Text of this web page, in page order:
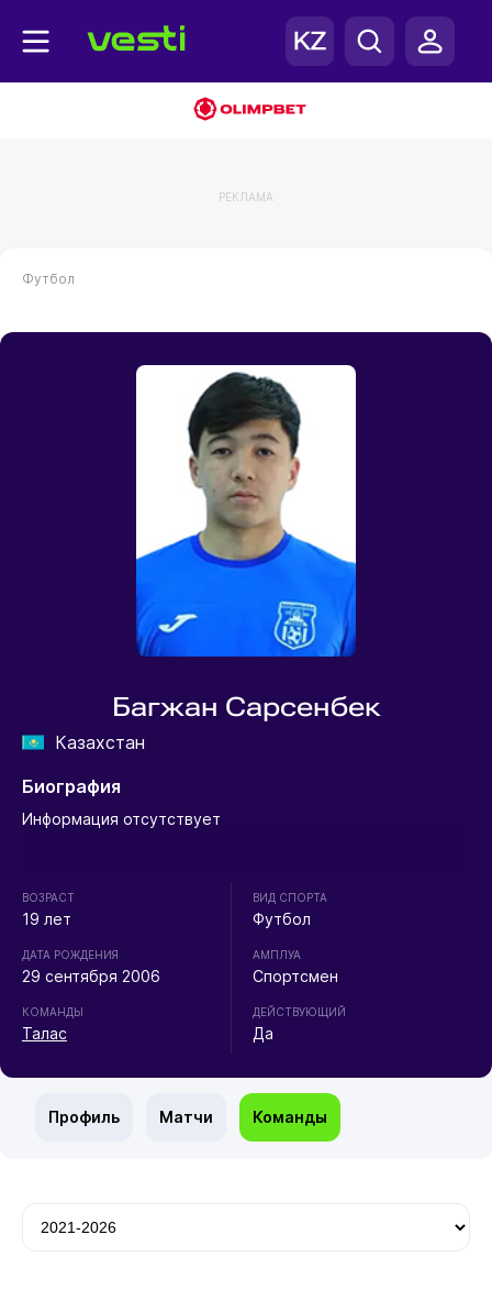
РЕКЛАМА
Футбол
Багжан Сарсенбек
Казахстан
Биография
Информация отсутствует
ВОЗРАСТ
19 лет
ДАТА РОЖДЕНИЯ
29 сентября 2006
КОМАНДЫ
Талас
ВИД СПОРТА
Футбол
АМПЛУА
Спортсмен
ДЕЙСТВУЮЩИЙ
Да
Профиль Матчи Команды